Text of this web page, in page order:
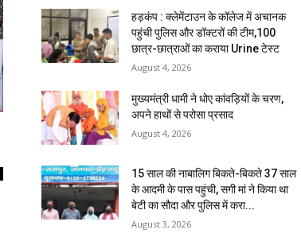
हड़कंप : क्लेमेंटाउन के कॉलेज में अचानक
पहुंची पुलिस और डॉक्टरों की टीम,100
छात्र-छात्राओं का कराया Urine टेस्ट
August 4, 2026
मुख्यमंत्री धामी ने धोए कांवड़ियों के चरण,
अपने हाथों से परोसा प्रसाद
August 4, 2026
15 साल की नाबालिग बिकते-बिकते 37 साल
के आदमी के पास पहुंची, सगी मां ने किया था
बेटी का सौदा और पुलिस में करा...
August 3, 2026